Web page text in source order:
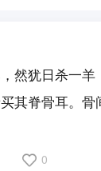
犹日杀一羊
其脊骨耳。骨
0